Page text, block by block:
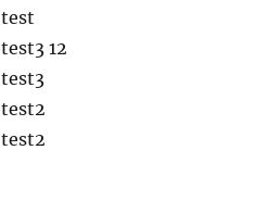
test
test3 12
test3
test2
test2